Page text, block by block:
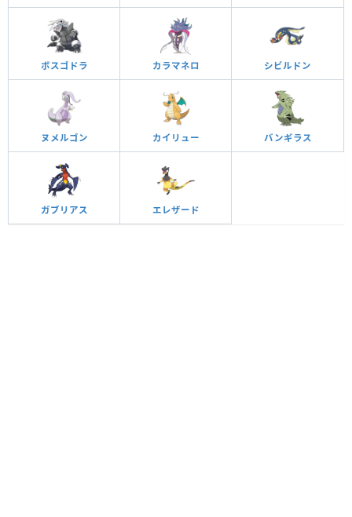
ボスゴドラ カラマネロ シビルドン
ヌメルゴン カイリュー バンギラス
ガブリアス エレザード